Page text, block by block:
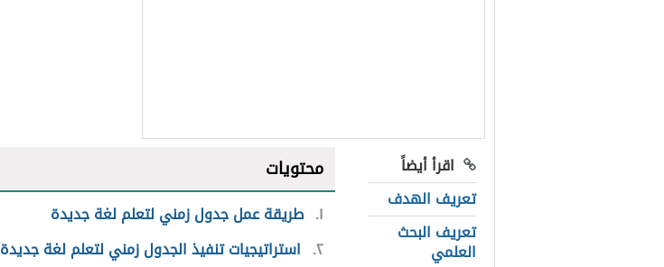
اقرأ أيضاً
تعريف الهدف
تعريف البحث
العلمي
محتويات
١ طريقة عمل جدول زمني لتعلم لغة جديدة
٢ استراتيجيات تنفيذ الجدول زمني لتعلم لغة جديدة